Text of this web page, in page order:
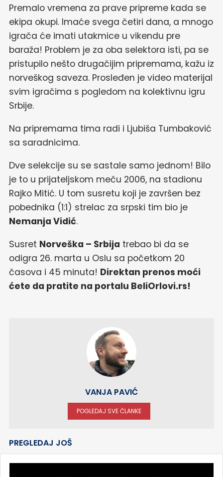
Premalo vremena za prave pripreme kada se
ekipa okupi. Imaće svega četiri dana, a mnogo
igrača će imati utakmice u vikendu pre
baraža! Problem je za oba selektora isti, pa se
pristupilo nešto drugačijim pripremama, kažu iz
norveškog saveza. Prosleđen je video materijal
svim igračima s pogledom na kolektivnu igru
Srbije.
Na pripremama tima radi i Ljubiša Tumbaković
sa saradnicima.
Dve selekcije su se sastale samo jednom! Bilo
je to u prijateljskom meču 2006, na stadionu
Rajko Mitić. U tom susretu koji je završen bez
pobednika (1:1) strelac za srpski tim bio je
Nemanja Vidić.
Susret Norveška – Srbija trebao bi da se
odigra 26. marta u Oslu sa početkom 20
časova i 45 minuta! Direktan prenos moći
ćete da pratite na portalu BeliOrlovi.rs!
VANJA PAVIĆ
POGLEDAJ SVE ČLANKE
PREGLEDAJ JOŠ